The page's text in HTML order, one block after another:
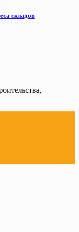
складов